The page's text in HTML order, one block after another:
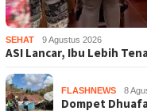
SEHAT 9 Agustus 2026
ASI Lancar, Ibu Lebih
FLASHNEWS 8
Dompet